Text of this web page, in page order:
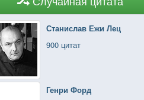
Станислав Ежи Лец
900 цитат
Генри Форд